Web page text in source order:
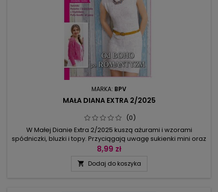
MARKA: BPV
MAŁA DIANA EXTRA 2/2025
(0)
W Małej Dianie Extra 2/2025 kuszą ażurami i wzorami
spódniczki, bluzki i topy. Przyciągają uwagę sukienki mini oraz
długie kamizele w stylu boho ozdobione frędzlami. Do letnich
zrobiona z tej samej włóczki, co top – wtedy razem stworzą
8,99 zł
 Dodaj do koszyka